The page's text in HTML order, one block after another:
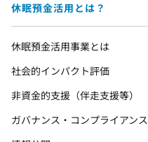
休眠預金活用とは？
休眠預金活用事業とは
社会的インパクト評価
非資金的支援（伴走支援等）
ガバナンス・コンプライアンス